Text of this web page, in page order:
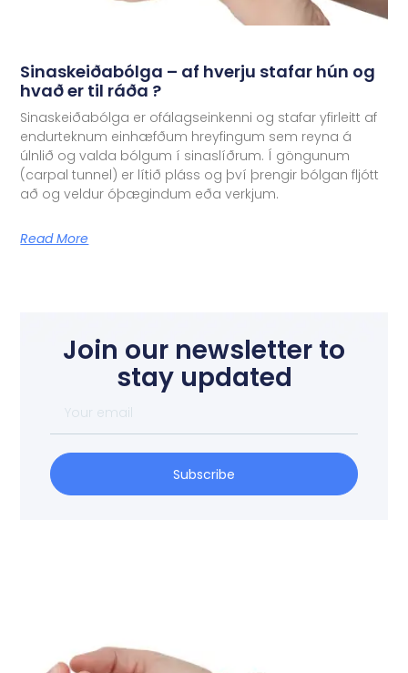
Sinaskeiðabólga – af hverju stafar hún og
hvað er til ráða ?
Sinaskeiðabólga er ofálagseinkenni og stafar yfirleitt af
endurteknum einhæfðum hreyfingum sem reyna á
úlnlið og valda bólgum í sinaslíðrum. Í göngunum
(carpal tunnel) er lítið pláss og því þrengir bólgan fljótt
að og veldur óþægindum eða verkjum.
Read More
Join our newsletter to
stay updated
Subscribe